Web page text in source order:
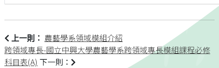
上一則：
農藝學系領域模組介紹
跨領域專長-國立中興大學農藝學系跨領域專長模組課程必修
科目表(A) 下一則：